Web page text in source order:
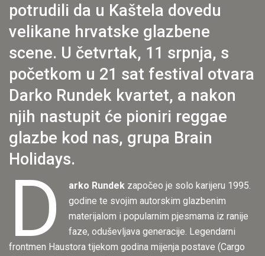
potrudili da u Kaštela dovedu
velikane hrvatske glazbene
scene. U četvrtak, 11 srpnja, s
početkom u 21 sat festival otvara
Darko Rundek kvartet, a nakon
njih nastupit će pioniri reggae
glazbe kod nas, grupa Brain
Holidays.
D arko Rundek započeo je solo karijeru 1995.
godine te svojim autorskim glazbenim
materijalom i popularnim pjesmama iz ranije
faze, oduševljava generacije. Legendarni
frontmen Haustora tijekom godina mijenja postave (Cargo